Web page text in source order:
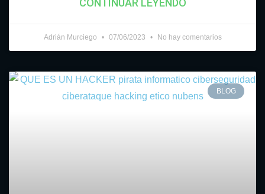
CONTINUAR LEYENDO
Adrián Murciego 07/06/2023 No hay comentarios
BLOG